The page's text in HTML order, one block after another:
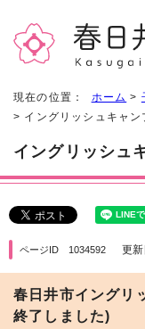
現在の位置： ホーム >
> イングリッシュキャン
イングリッシュ
ページID 1034592 更
春日井市イングリ
終了しました)